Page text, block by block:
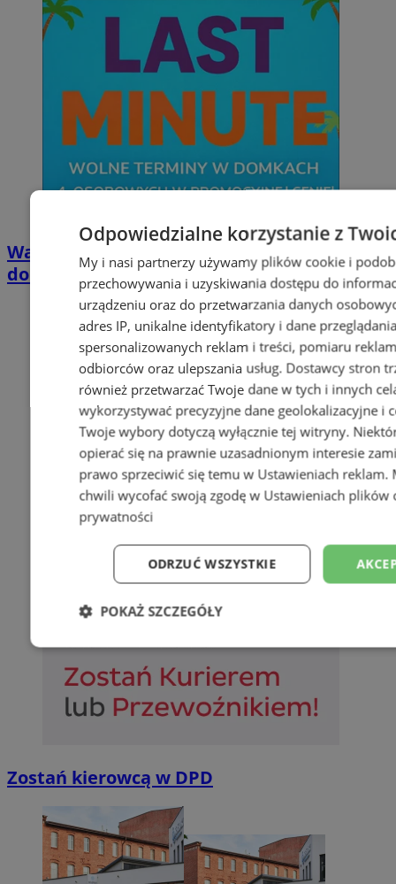
Wakacyjny wypoczynek nad Bałtykiem w
domkach Szmaragdowe Morze
Zostań kierowcą w DPD
Odpowiedzialne korzystanie z
My i nasi partnerzy używamy plików cookie i
przechowywania i uzyskiwania dostępu do
urządzeniu oraz do przetwarzania danych
adres IP, unikalne identyfikatory i dane
spersonalizowanych reklam i treści, pomiaru
odbiorców oraz ulepszania usług. Dostawcy stron
również przetwarzać Twoje dane w tych i innych
wykorzystywać precyzyjne dane geolokalizacyjne i
Twoje wybory dotyczą wyłącznie tej witryny.
opierać się na prawnie uzasadnionym interesie
prawo sprzeciwić się temu w Ustawieniach reklam.
chwili wycofać swoją zgodę w Ustawieniach plików
prywatności
ODRZUĆ WSZYSTKIE
POKAŻ SZCZEGÓŁY
Niezbędne Wydajność
Niesklasyfikowane
Niezbędne Wydajność Targetowanie
Niezbędne pliki cookie umożliwiają korzystanie z podstawowych